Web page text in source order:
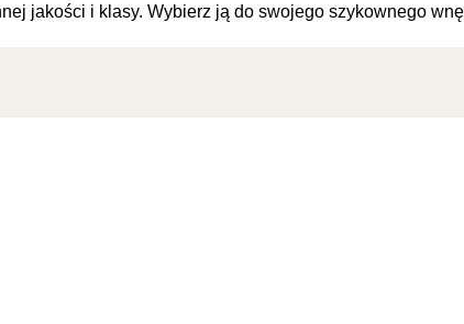
jakości i klasy. Wybierz ją do swojego szykownego